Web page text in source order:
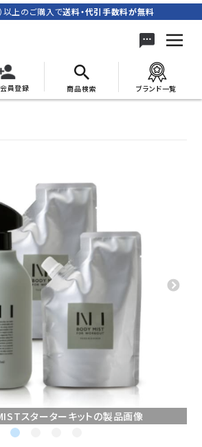
以上のご購入で送料・代引手数料が無料
員登録 商品検索 ブランド一覧
person 新規会員登録
スターターキットの製品画像